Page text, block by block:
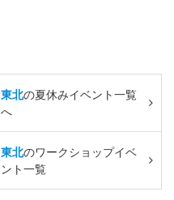
東北の夏休みイベント一覧
へ
東北のワークショップイベ
ント一覧